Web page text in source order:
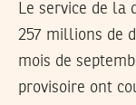
Le service de la
257 millions de
mois de
provisoire ont